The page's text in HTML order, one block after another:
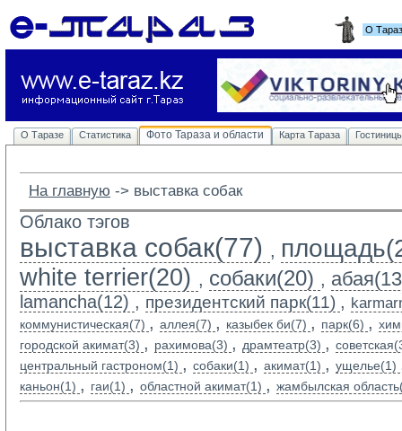
О
О Таразе Статистика Фото Тараза и области Карта Тараза
На главную -> выставка собак
Облако тэгов
выставка собак(77) ,
white terrier(20) , собаки(20) ,
lamancha(12) , президентский парк(11) ,
коммунистическая(7) , аллея(7) , казыбек би(7) , парк(6) ,
городской акимат(3) , рахимова(3) , драмтеатр(3) ,
центральный гастроном(1) , собаки(1) , акимат(1) , ущелье(1)
каньон(1) , гаи(1) , областной акимат(1) , жамбылская